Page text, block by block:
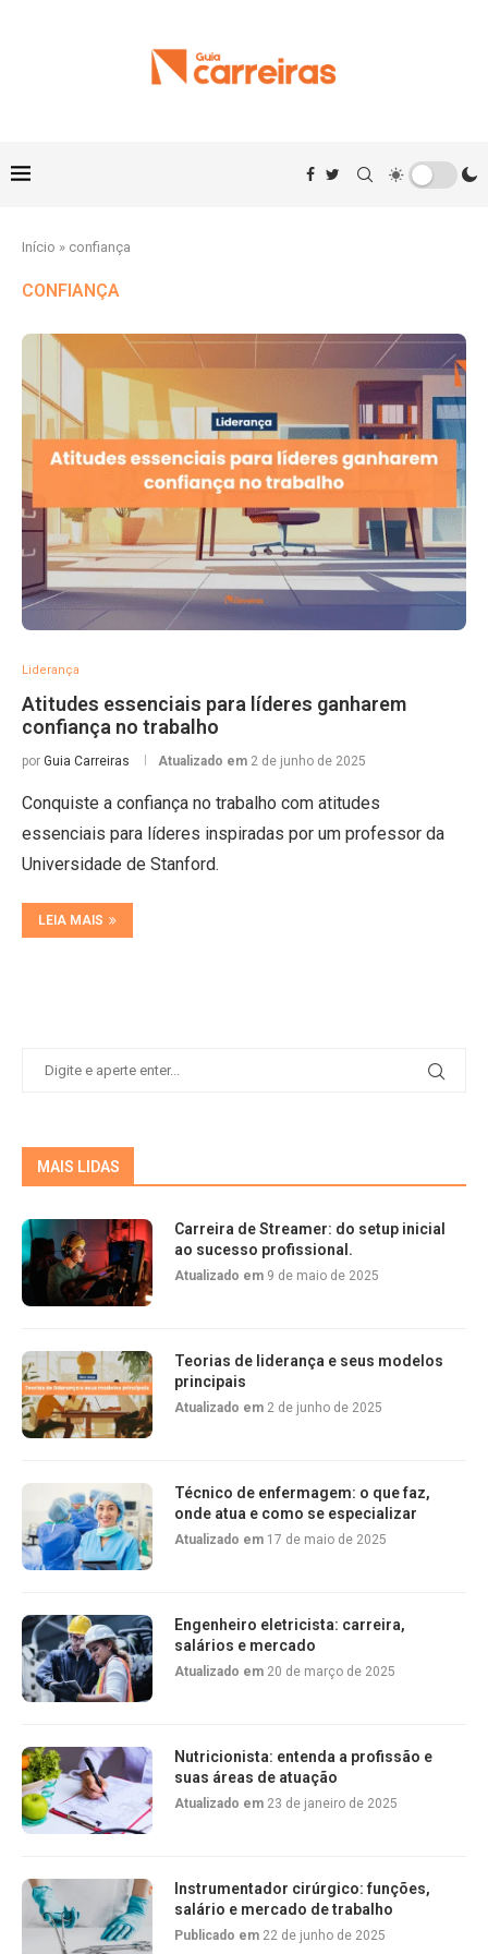
Início » confiança
CONFIANÇA
Liderança
Atitudes essenciais para líderes ganharem
confiança no trabalho
por Guia Carreiras Atualizado em 2 de junho de 2025
Conquiste a confiança no trabalho com atitudes
essenciais para líderes inspiradas por um professor da
Universidade de Stanford.
LEIA MAIS
MAIS LIDAS
Carreira de Streamer: do setup inicial
ao sucesso profissional.
Atualizado em 9 de maio de 2025
Teorias de liderança e seus modelos
principais
Atualizado em 2 de junho de 2025
Técnico de enfermagem: o que faz,
onde atua e como se especializar
Atualizado em 17 de maio de 2025
Engenheiro eletricista: carreira,
salários e mercado
Atualizado em 20 de março de 2025
Nutricionista: entenda a profissão e
suas áreas de atuação
Atualizado em 23 de janeiro de 2025
Instrumentador cirúrgico: funções,
salário e mercado de trabalho
Publicado em 22 de junho de 2025